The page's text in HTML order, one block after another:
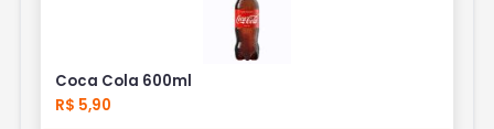
Coca Cola 600ml
R$ 5,90